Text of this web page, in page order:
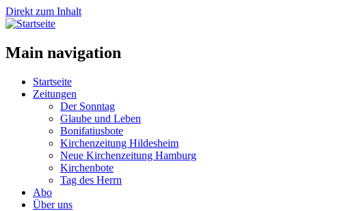
Direkt zum Inhalt
Main navigation
Startseite
Zeitungen
Der Sonntag
Glaube und Leben
Bonifatiusbote
Kirchenzeitung Hildesheim
Neue Kirchenzeitung Hamburg
Kirchenbote
Tag des Herrn
Abo
Über uns